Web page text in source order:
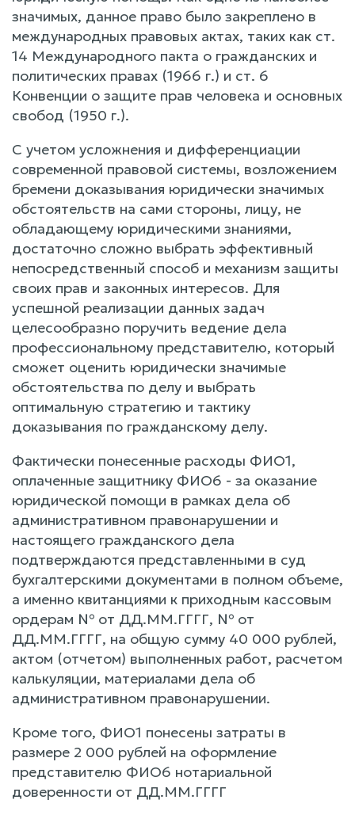
значимых, данное право было закреплено в
международных правовых актах, таких как ст.
14 Международного пакта о гражданских и
политических правах (1966 г.) и ст. 6
Конвенции о защите прав человека и основных
свобод (1950 г.).
С учетом усложнения и дифференциации
современной правовой системы, возложением
бремени доказывания юридически значимых
обстоятельств на сами стороны, лицу, не
обладающему юридическими знаниями,
достаточно сложно выбрать эффективный
непосредственный способ и механизм защиты
своих прав и законных интересов. Для
успешной реализации данных задач
целесообразно поручить ведение дела
профессиональному представителю, который
сможет оценить юридически значимые
обстоятельства по делу и выбрать
оптимальную стратегию и тактику
доказывания по гражданскому делу.
Фактически понесенные расходы ФИО1,
оплаченные защитнику ФИО6 - за оказание
юридической помощи в рамках дела об
административном правонарушении и
настоящего гражданского дела
подтверждаются представленными в суд
бухгалтерскими документами в полном объеме,
а именно квитанциями к приходным кассовым
ордерам № от ДД.ММ.ГГГГ, № от
ДД.ММ.ГГГГ, на общую сумму 40 000 рублей,
актом (отчетом) выполненных работ, расчетом
калькуляции, материалами дела об
административном правонарушении.
Кроме того, ФИО1 понесены затраты в
размере 2 000 рублей на оформление
представителю ФИО6 нотариальной
доверенности от ДД.ММ.ГГГГ